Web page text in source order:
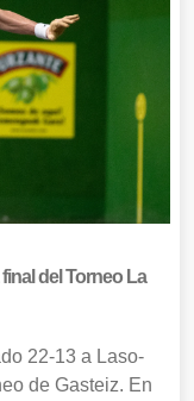
del Torneo La
22-13 a Laso-
de Gasteiz. En